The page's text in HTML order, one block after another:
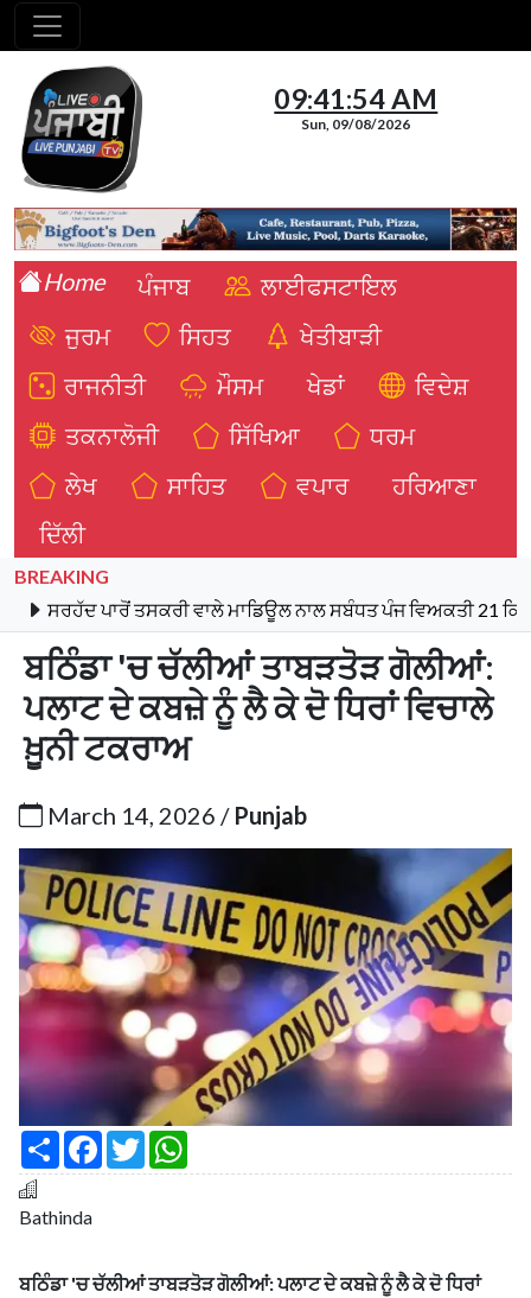
09:41:55 AM
Sun, 09/08/2026
Home ਪੰਜਾਬ
ਲਾਈਫਸਟਾਇਲ
ਜੁਰਮ
ਸਿਹਤ
ਖੇਤੀਬਾੜੀ
ਰਾਜਨੀਤੀ
ਮੌਸਮ ਖੇਡਾਂ
ਵਿਦੇਸ਼
ਤਕਨਾਲੋਜੀ
ਸਿੱਖਿਆ
ਧਰਮ
ਲੇਖ
ਸਾਹਿਤ ਵਪਾਰ
ਹਰਿਆਣਾ
ਦਿੱਲੀ
BREAKING
ਪਾਰੋਂ ਤਸਕਰੀ ਵਾਲੇ ਮਾਡਿਊਲ ਨਾਲ ਸਬੰਧਤ ਪੰਜ ਵਿਅਕਤੀ 21 ਕਿਲੋ
ਬਠਿੰਡਾ 'ਚ ਚੱਲੀਆਂ ਤਾਬੜਤੋੜ ਗੋਲੀਆਂ:
ਪਲਾਟ ਦੇ ਕਬਜ਼ੇ ਨੂੰ ਲੈ ਕੇ ਦੋ ਧਿਰਾਂ ਵਿਚਾਲੇ
ਖ਼ੂਨੀ ਟਕਰਾਅ
March 14, 2026 / Punjab
S
a
e
F
c
k
T
w
i
a
p
Bathinda
ਬਠਿੰਡਾ 'ਚ ਚੱਲੀਆਂ ਤਾਬੜਤੋੜ ਗੋਲੀਆਂ: ਪਲਾਟ ਦੇ ਕਬਜ਼ੇ ਨੂੰ ਲੈ ਕੇ ਦੋ ਧਿਰਾਂ